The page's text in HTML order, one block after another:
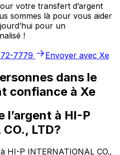
votre transfert d’argent
sommes là pour vous aider
pour un
!
7779
Envoyer avec Xe
dans le
confiance à Xe
l’argent à HI-P
LTD?
HI-P INTERNATIONAL CO.,